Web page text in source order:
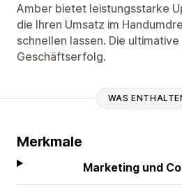
Amber bietet leistungsstarke
die Ihren Umsatz im
schnellen lassen. Die
Geschäftserfolg.
WAS
Merkmale
Marketing und